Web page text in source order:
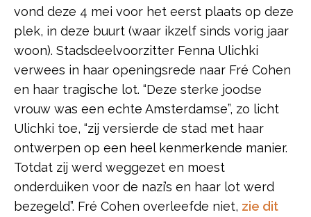
vond deze 4 mei voor het eerst plaats op deze
plek, in deze buurt (waar ikzelf sinds vorig jaar
woon). Stadsdeelvoorzitter Fenna Ulichki
verwees in haar openingsrede naar Fré Cohen
en haar tragische lot. “Deze sterke joodse
vrouw was een echte Amsterdamse”, zo licht
Ulichki toe, “zij versierde de stad met haar
ontwerpen op een heel kenmerkende manier.
Totdat zij werd weggezet en moest
onderduiken voor de nazi’s en haar lot werd
bezegeld”. Fré Cohen overleefde niet, zie dit